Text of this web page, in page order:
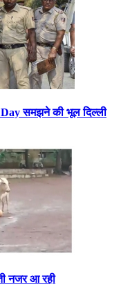
समझने की भूल दिल्ली
नजर आ रही